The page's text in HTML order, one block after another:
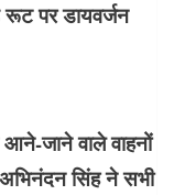
पर डायवर्जन
जाने वाले वाहनों
सिंह ने सभी